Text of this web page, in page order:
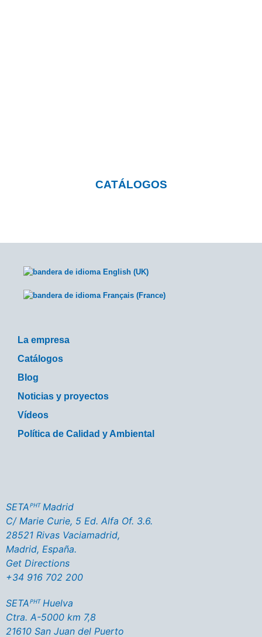
CATÁLOGOS
La empresa
Catálogos
Blog
Noticias y proyectos
Vídeos
Política de Calidad y Ambiental
SETAᴾᴴᵀ Madrid
C/ Marie Curie, 5 Ed. Alfa Of. 3.6.
28521 Rivas Vaciamadrid,
Madrid, España.
Get Directions
+34 916 702 200
SETAᴾᴴᵀ Huelva
Ctra. A-5000 km 7,8
21610 San Juan del Puerto